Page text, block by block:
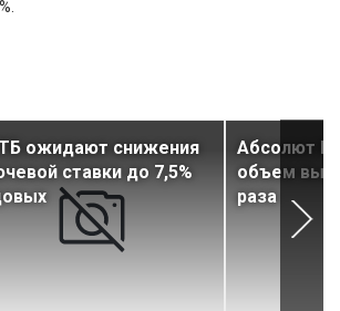
ожидают снижения
ставки до 7,5%
Абсолют
объем
раза